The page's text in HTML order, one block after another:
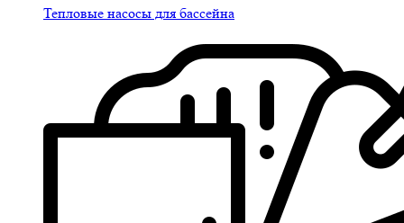
Тепловые насосы для бассейна